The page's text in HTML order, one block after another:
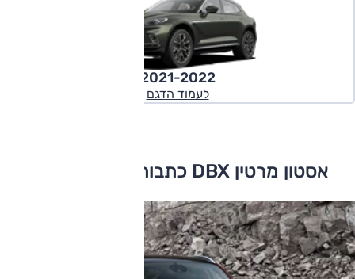
2021-2022
לעמוד הדגם
אסטון מרטין DBX כתבות ומבחני דרכים